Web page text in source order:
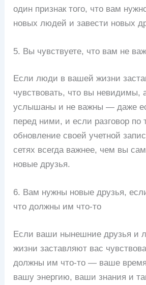
один признак того, что вам
новых людей и завести новых
5. Вы чувствуете, что вам не
Если люди в вашей жизни
чувствовать, что вы невидимы,
услышаны и не важны — даже
перед ними, и если разговор по
обновление своей учетной
сетях всегда важнее, чем вы
новые друзья.
6. Вам нужны новые друзья,
что должны им что-то
Если ваши нынешние друзья и
жизни заставляют вас
должны им что-то — ваше
вашу энергию, ваши знания и